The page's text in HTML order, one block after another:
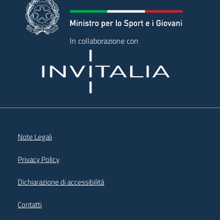
In collaborazione con
Note Legali
Privacy Policy
Dichiarazione di accessibilità
Contatti